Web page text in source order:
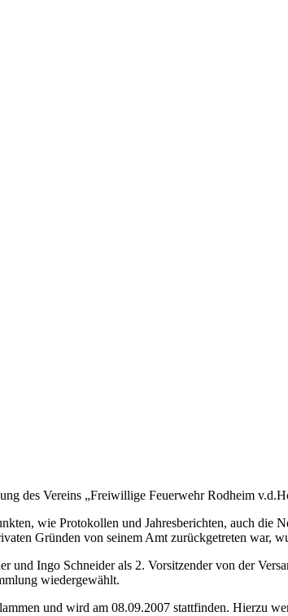
v.d.H.
des Vereins „Freiwillige Feuerwehr Rodheim
wie Protokollen und Jahresberichten, auch
Gründen von seinem Amt zurückgetreten war,
und Ingo Schneider als 2. Vorsitzender von der
wiedergewählt.
und wird am 08.09.2007 stattfinden. Hierzu